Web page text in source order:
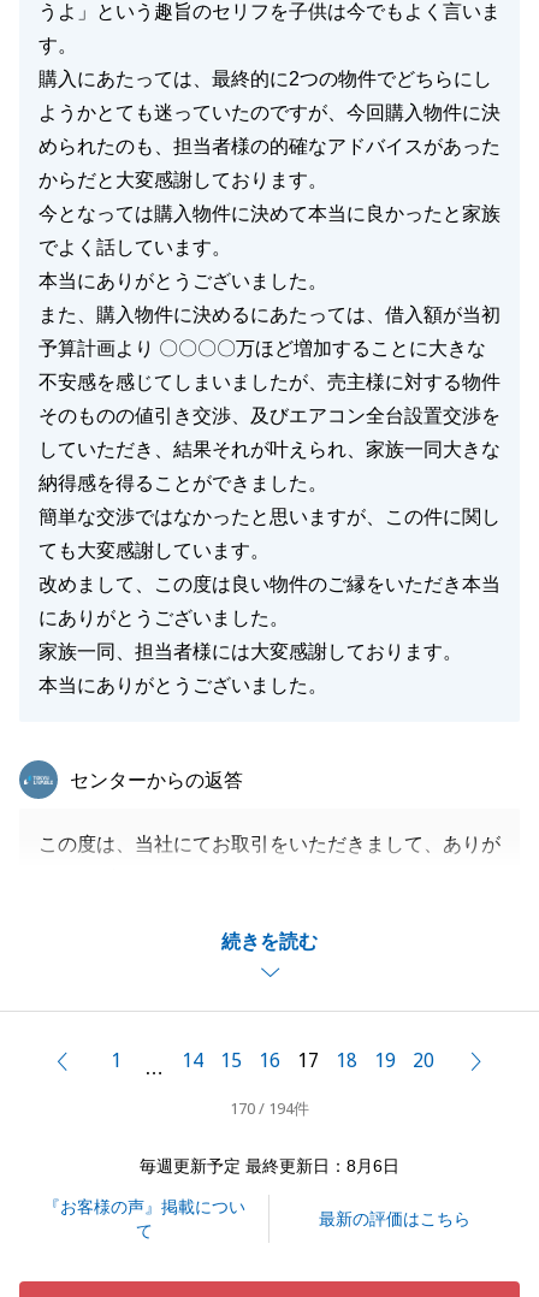
うよ」という趣旨のセリフを子供は今でもよく言いま
す。
購入にあたっては、最終的に2つの物件でどちらにし
ようかとても迷っていたのですが、今回購入物件に決
められたのも、担当者様の的確なアドバイスがあった
からだと大変感謝しております。
今となっては購入物件に決めて本当に良かったと家族
でよく話しています。
本当にありがとうございました。
また、購入物件に決めるにあたっては、借入額が当初
予算計画より 〇〇〇〇万ほど増加することに大きな
不安感を感じてしまいましたが、売主様に対する物件
そのものの値引き交渉、及びエアコン全台設置交渉を
していただき、結果それが叶えられ、家族一同大きな
納得感を得ることができました。
簡単な交渉ではなかったと思いますが、この件に関し
ても大変感謝しています。
改めまして、この度は良い物件のご縁をいただき本当
にありがとうございました。
家族一同、担当者様には大変感謝しております。
本当にありがとうございました。
続きを読む
東急リバブル
センターからの返答
この度は、当社にてお取引をいただきまして、ありが
私もH様の新居ご購入について、お手伝いさせていた
だけたこと、大変うれしく思っております。
いますが、良い物件をご紹介できてよかったです。
今後も何かあれば、是非お声かけいただければ幸いで
この度は本当にありがとうございました。
閉じる
前へ1 … 14 15 16 17 18 19 20
170 / 194件
毎週更新予定 最終更新日：8月6日
『お客様の声』掲載につい
て
最新の評価はこちら